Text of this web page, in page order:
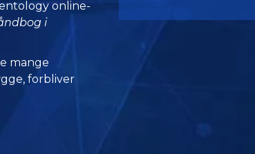
online-
i
mange
forbliver